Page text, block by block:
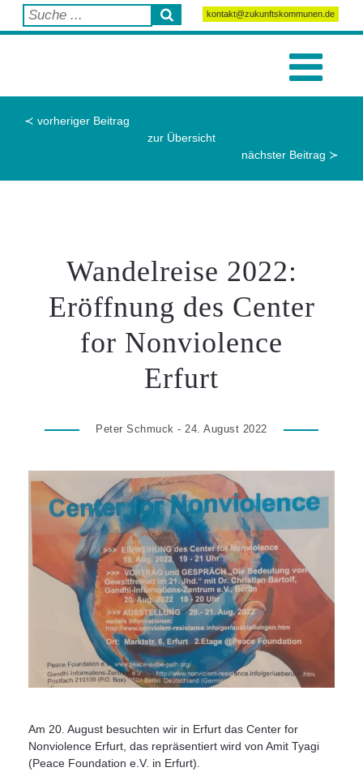
kontakt@zukunftskommunen.de
≺ vorheriger Beitrag
zur Übersicht
nächster Beitrag ≻
Wandelreise 2022:
Eröffnung des Center
for Nonviolence
Erfurt
Peter Schmuck - 24. August 2022
Am 20. August besuchten wir in Erfurt das Center for
Nonviolence Erfurt, das repräsentiert wird von Amit Tyagi
(Peace Foundation e.V. in Erfurt).